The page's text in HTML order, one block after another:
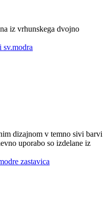
iz vrhunskega dvojno
dizajnom v temno sivi barvi
uporabo so izdelane iz